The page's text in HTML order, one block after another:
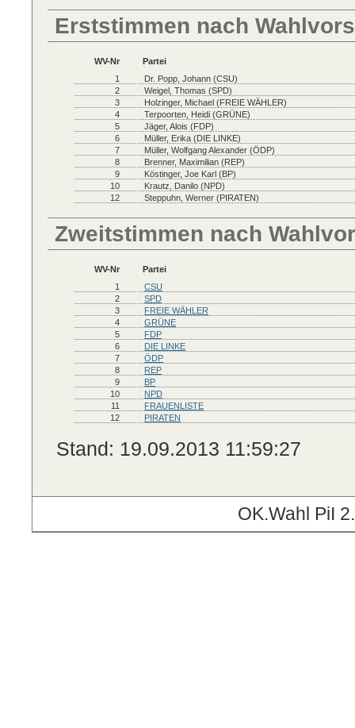
Erststimmen nach
WV-Nr
Partei
1
Dr. Popp, Johann (CSU)
2
Weigel, Thomas (SPD)
3
Holzinger, Michael (FREIE WÄHLER)
4
Terpoorten, Heidi (GRÜNE)
5
Jäger, Alois (FDP)
6
Müller, Erika (DIE LINKE)
7
Müller, Wolfgang Alexander (ÖDP)
8
Brenner, Maximilian (REP)
9
Köstinger, Joe Karl (BP)
10
Krautz, Danilo (NPD)
12
Steppuhn, Werner (PIRATEN)
Zweitstimmen nach
WV-Nr
Partei
1
CSU
2
SPD
3
FREIE WÄHLER
4
GRÜNE
5
FDP
6
DIE LINKE
7
ÖDP
8
REP
9
BP
10
NPD
11
FRAUENLISTE
12
PIRATEN
Stand: 19.09.2013 11:59:27
OK.Wahl PiI